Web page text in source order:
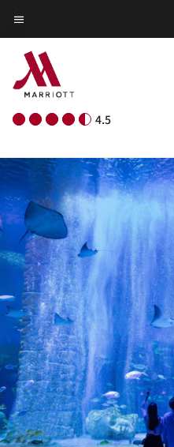
Skip
to
main
content
菜单文本
4.5